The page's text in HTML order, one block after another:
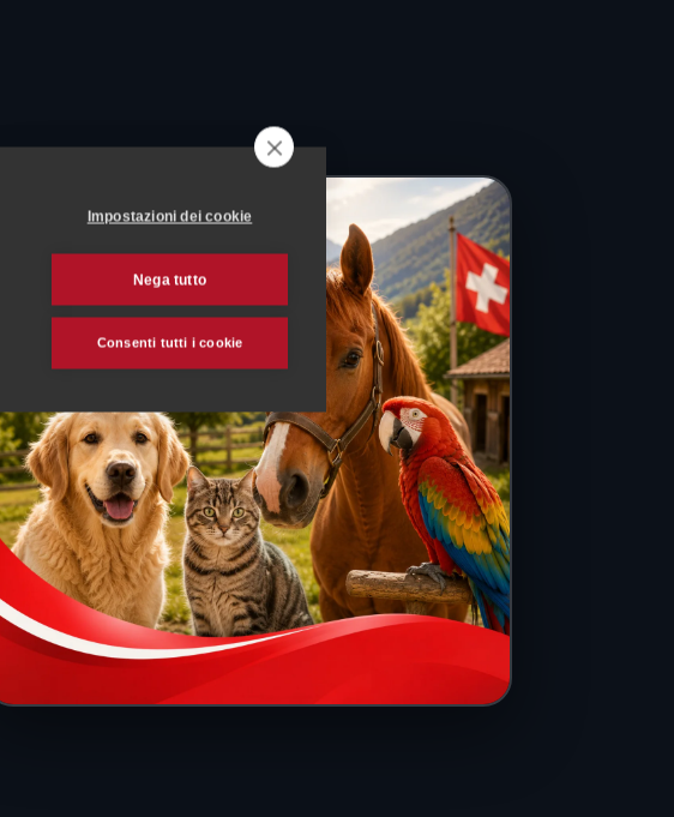
Impostazioni dei cookie
Nega tutto
Consenti tutti i cookie